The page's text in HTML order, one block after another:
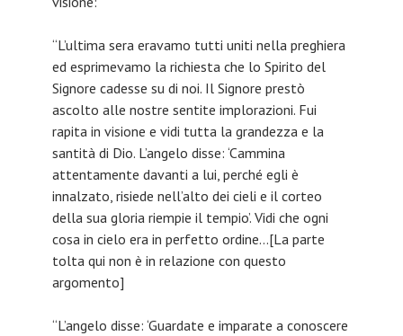
“L’ultima sera eravamo tutti uniti nella preghiera
ed esprimevamo la richiesta che lo Spirito del
Signore cadesse su di noi. Il Signore prestò
ascolto alle nostre sentite implorazioni. Fui
rapita in visione e vidi tutta la grandezza e la
santità di Dio. L’angelo disse: ‘Cammina
attentamente davanti a lui, perché egli è
innalzato, risiede nell’alto dei cieli e il corteo
della sua gloria riempie il tempio’. Vidi che ogni
cosa in cielo era in perfetto ordine…[La parte
tolta qui non è in relazione con questo
argomento]
“L’angelo disse: ‘Guardate e imparate a conoscere